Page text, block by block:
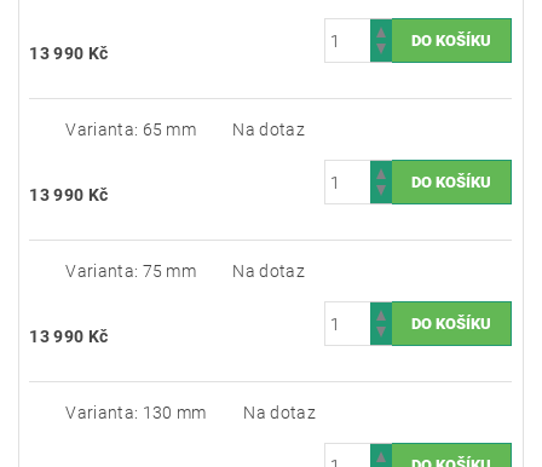
13 990 Kč
Varianta: 65 mm Na dotaz
13 990 Kč
Varianta: 75 mm Na dotaz
13 990 Kč
Varianta: 130 mm Na dotaz